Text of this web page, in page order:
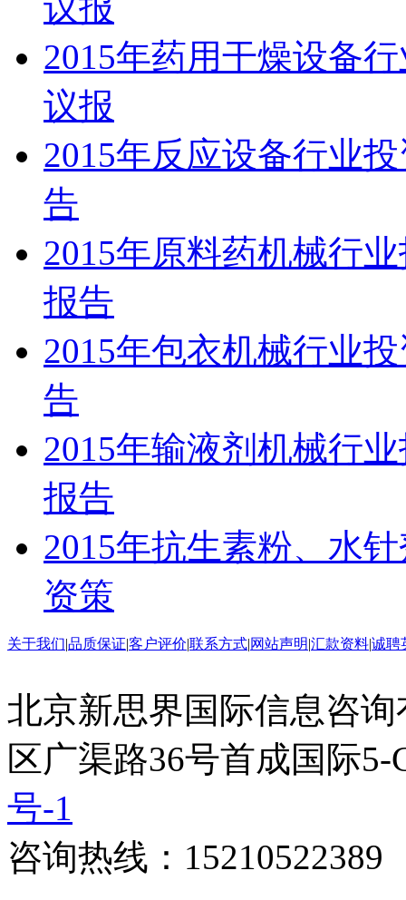
2015年药用干燥设备
议报
2015年反应设备行业
告
2015年原料药机械行
报告
2015年包衣机械行业
告
2015年输液剂机械行
报告
2015年抗生素粉、水
资策
关于我们|品质保证|客户评价|联系方式|网站声明|汇款资料|诚聘
北京新思界国际信息咨
区广渠路36号首成国际
号-1
咨询热线：